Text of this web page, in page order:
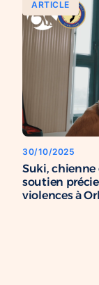
ARTICLE
30/10/2025
Suki, chienne
soutien
violences à